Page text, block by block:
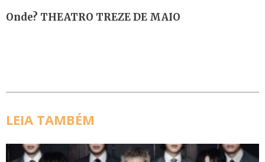
Onde? THEATRO TREZE DE MAIO
LEIA TAMBÉM